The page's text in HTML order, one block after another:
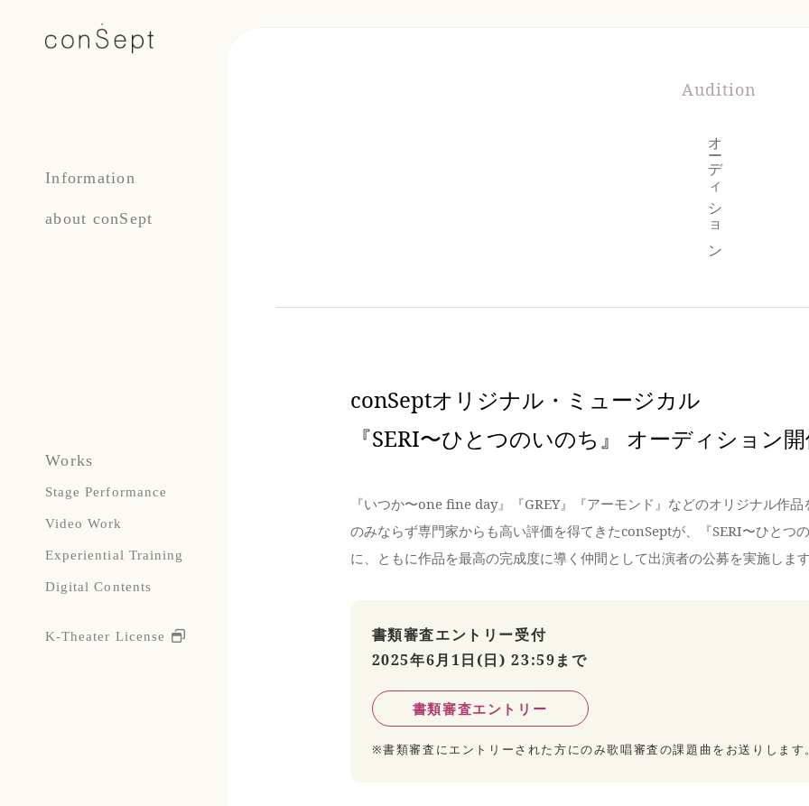
Information
about conSept
Works
Stage Performance
Video Work
Experiential Training
Digital Contents
K-Theater License
Audition
オーディション
conSeptオリジナル・ミュージカル
『SERI〜ひとつのいのち』 オーディション
『いつか〜one fine day』『GREY』『アーモンド』などのオリジナル作
のみならず専門家からも高い評価を得てきたconSeptが、『SERI〜ひとつ
に、ともに作品を最高の完成度に導く仲間として出演者の公募を実施します
書類審査エントリー受付
2025年6月1日(日) 23:59まで
書類審査エントリー
※書類審査にエントリーされた方にのみ歌唱審査の課題曲をお送りします。